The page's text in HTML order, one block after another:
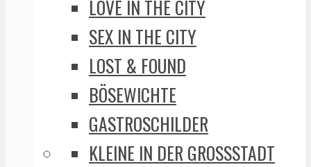
LOVE IN THE CITY
SEX IN THE CITY
LOST & FOUND
BÖSEWICHTE
GASTROSCHILDER
KLEINE IN DER GROSSSTADT